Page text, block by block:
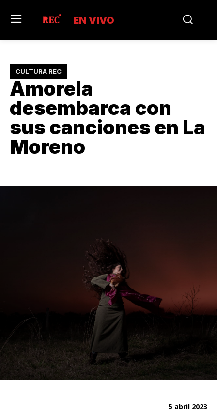
EN VIVO
CULTURA REC
Amorela
desembarca con
sus canciones en La
Moreno
5 abril 2023